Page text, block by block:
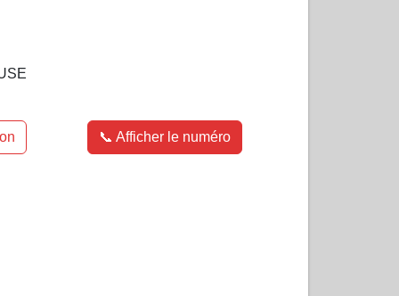
📞 Afficher le numéro